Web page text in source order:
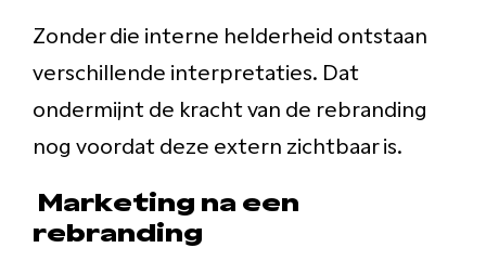
Zonder die interne helderheid ontstaan
verschillende interpretaties. Dat
ondermijnt de kracht van de rebranding
nog voordat deze extern zichtbaar is.
Marketing na een
rebranding